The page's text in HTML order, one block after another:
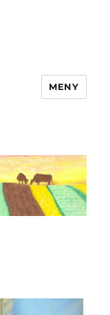
MENY